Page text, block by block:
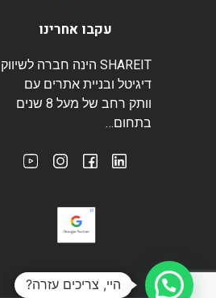
עקבו אחרינו
SHAREIT הינה חברה לשיווק
דיגיטל ובניית אתרים עם
וותק רחב של מעל 8 שנים
בתחום…
היי, צריכים עזרה?